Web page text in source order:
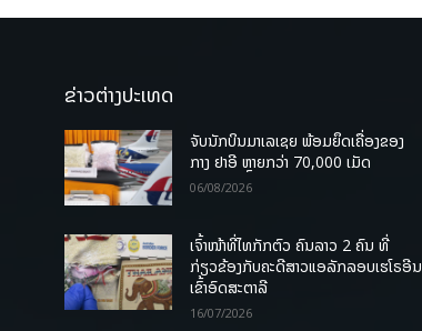
ຂ່າວຕ່າງປະເທດ
ຈັບນັກບິນມາເລເຊຍ ພ້ອມຍຶດເຄື່ອງຂອງ
ກາງ ຢາອີ ຫຼາຍກວ່າ 70,000 ເມັດ
06/08/2026
ເຈົ້າໜ້າທີ່ໄທກັກຕົວ ຄົນລາວ 2 ຄົນ ທີ່
ກ່ຽວຂ້ອງກັບຄະດີສາວແອລັກລອບເຮໂຣອີນ
ເຂົ້າອົດສະຕາລີ
16/07/2026